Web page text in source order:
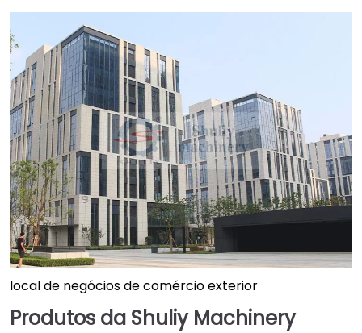
local de negócios de comércio exterior
Produtos da Shuliy Machinery